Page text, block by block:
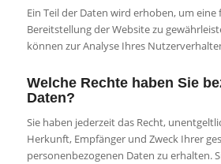
Ein Teil der Daten wird erhoben, um eine
Bereitstellung der Website zu
können zur Analyse Ihres
Welche Rechte haben Sie
Daten?
Sie haben jederzeit das Recht,
Herkunft, Empfänger und Zweck Ihrer
personenbezogenen Daten zu erhalten.